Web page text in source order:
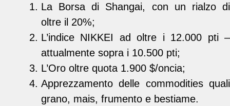
La Borsa di Shangai, con un rialzo di
oltre il 20%;
L’indice NIKKEI ad oltre i 12.000 pti –
attualmente sopra i 10.500 pti;
L’Oro oltre quota 1.900 $/oncia;
Apprezzamento delle commodities quali
grano, mais, frumento e bestiame.